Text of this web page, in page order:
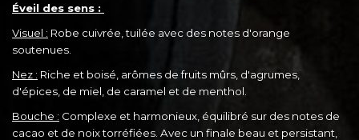
Éveil des sens :
Visuel : Robe cuivrée, tuilée avec des notes d'orange
soutenues.
Nez : Riche et boisé, arômes de fruits mûrs, d'agrumes,
d'épices, de miel, de caramel et de menthol.
Bouche : Complexe et harmonieux, équilibré sur des notes de
cacao et de noix torréfiées. Avec un finale beau et persistant,